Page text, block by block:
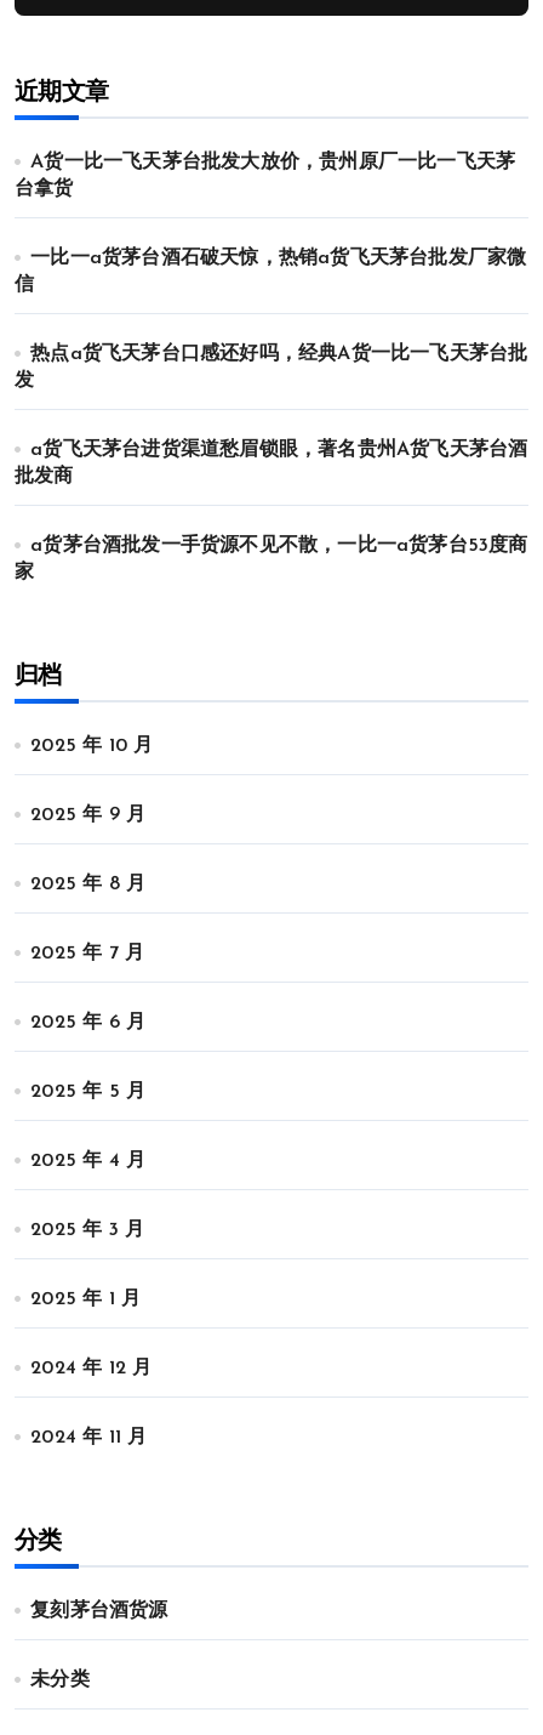
近期文章
A货一比一飞天茅台批发大放价，贵州原厂一比一飞天茅
台拿货
一比一a货茅台酒石破天惊，热销a货飞天茅台批发厂家微
信
热点a货飞天茅台口感还好吗，经典A货一比一飞天茅台批
发
a货飞天茅台进货渠道愁眉锁眼，著名贵州A货飞天茅台酒
批发商
a货茅台酒批发一手货源不见不散，一比一a货茅台53度商
家
归档
2025 年 10 月
2025 年 9 月
2025 年 8 月
2025 年 7 月
2025 年 6 月
2025 年 5 月
2025 年 4 月
2025 年 3 月
2025 年 1 月
2024 年 12 月
2024 年 11 月
分类
复刻茅台酒货源
未分类